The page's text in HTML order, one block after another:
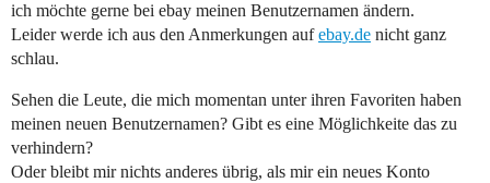
ich möchte gerne bei ebay meinen Benutzernamen ändern.
Leider werde ich aus den Anmerkungen aufebay.de nicht ganz
schlau.
Sehen die Leute, die mich momentan unter ihren Favoriten haben
meinen neuen Benutzernamen? Gibt es eine Möglichkeite das zu
verhindern?
Oder bleibt mir nichts anderes übrig, als mir ein neues Konto